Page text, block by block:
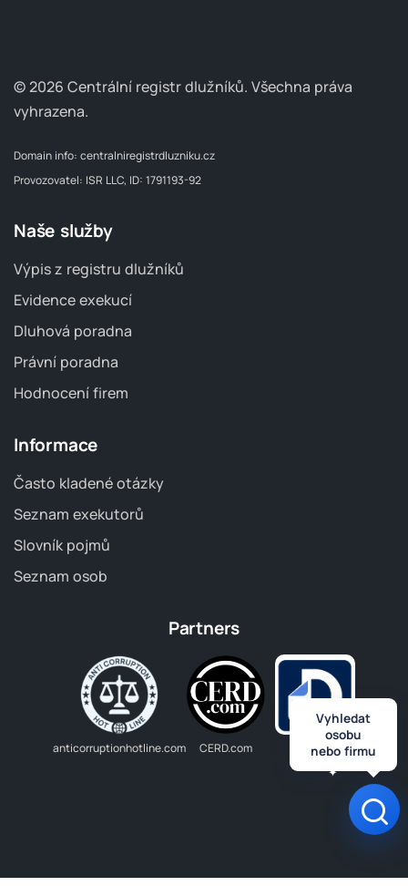
© 2026 Centrální registr dlužníků. Všechna práva
vyhrazena.
Domain info: centralniregistrdluzniku.cz
Provozovatel: ISR LLC, ID: 1791193-92
Naše služby
Výpis z registru dlužníků
Evidence exekucí
Dluhová poradna
Právní poradna
Hodnocení firem
Informace
Často kladené otázky
Seznam exekutorů
Slovník pojmů
Seznam osob
Partners
anticorruptionhotline.com CERD.com Dlužník.cz
Vyhledat
osobu
nebo firmu